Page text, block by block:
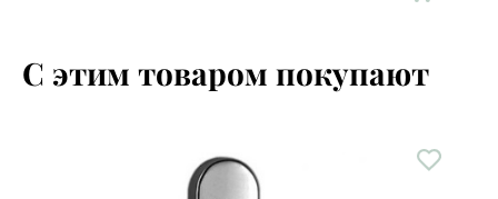
С этим товаром покупают